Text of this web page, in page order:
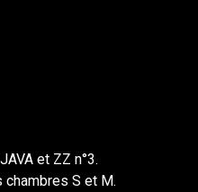
et ZZ n°3.
S et M.